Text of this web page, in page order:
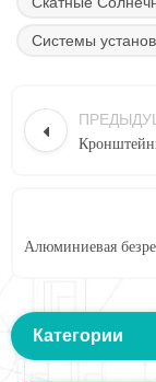
Системы
Категории